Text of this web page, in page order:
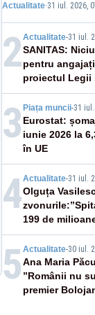
Eurofighter
la sol
Actualitate·31 iul. 2026,
2Actualitate-31 iul.
SANITAS:
pentru
proiectul Legii
3 Piața muncii-31 iul.
Eurostat:
iunie 2026 la
în UE
4Actualitate-31 iul.
Olguța
199 de
milioane”
5 Actualitate-30 iul.
Ana Maria
”Românii nu
premier